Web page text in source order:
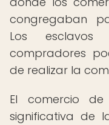
congregaban
Los
compradores
de realizar la
El comercio
significativa de